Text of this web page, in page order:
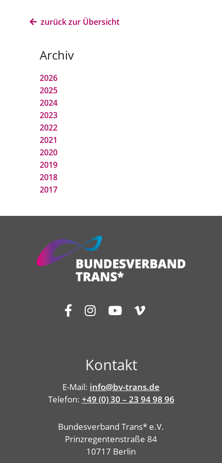
zurück zur Übersicht
Archiv
2026
2025
2024
2023
2022
2021
2020
2019
2018
2017
Kontakt
E-Mail: info@bv-trans.de
Telefon: +49 (0) 30 – 23 94 98 96
Bundesverband Trans* e.V.
Prinzregentenstraße 84
10717 Berlin